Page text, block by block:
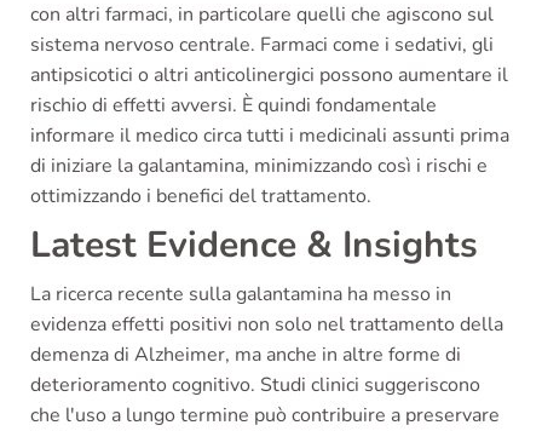
con altri farmaci, in particolare quelli che agiscono sul
sistema nervoso centrale. Farmaci come i sedativi, gli
antipsicotici o altri anticolinergici possono aumentare il
rischio di effetti avversi. È quindi fondamentale
informare il medico circa tutti i medicinali assunti prima
di iniziare la galantamina, minimizzando così i rischi e
ottimizzando i benefici del trattamento.
Latest Evidence & Insights
La ricerca recente sulla galantamina ha messo in
evidenza effetti positivi non solo nel trattamento della
demenza di Alzheimer, ma anche in altre forme di
deterioramento cognitivo. Studi clinici suggeriscono
che l'uso a lungo termine può contribuire a preservare